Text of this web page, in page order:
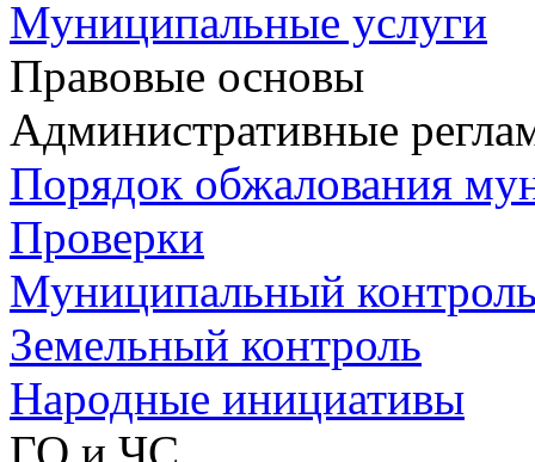
Муниципальные услуги
Правовые основы
Административные
Порядок обжалования
Проверки
Муниципальный
Земельный контроль
Народные инициативы